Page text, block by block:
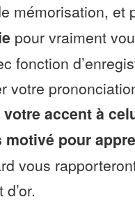
mémorisation, et
pour vraiment
fonction
votre
accent à
motivé pour
vous